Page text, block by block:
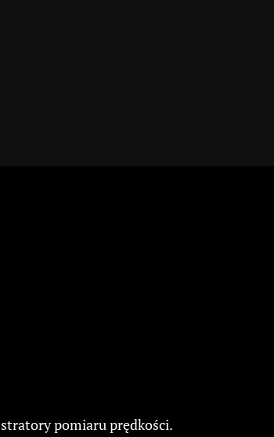
pomiaru prędkości.